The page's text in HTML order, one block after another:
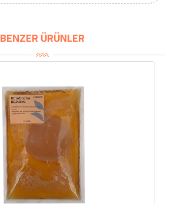
BENZER ÜRÜNLER